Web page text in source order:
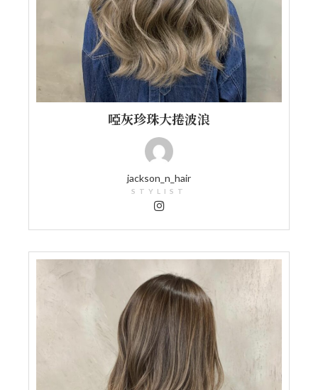
啞灰珍珠大捲波浪
jackson_n_hair
STYLIST